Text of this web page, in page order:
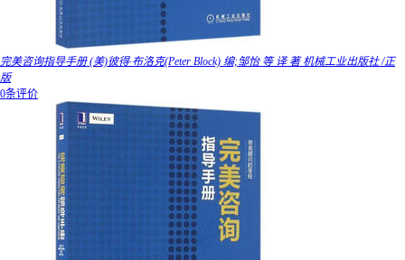
完美咨询指导手册 (美)彼得·布洛克(Peter Block) 编;邹怡 等 译 著 机械工业出版社 /正
版
0条评价